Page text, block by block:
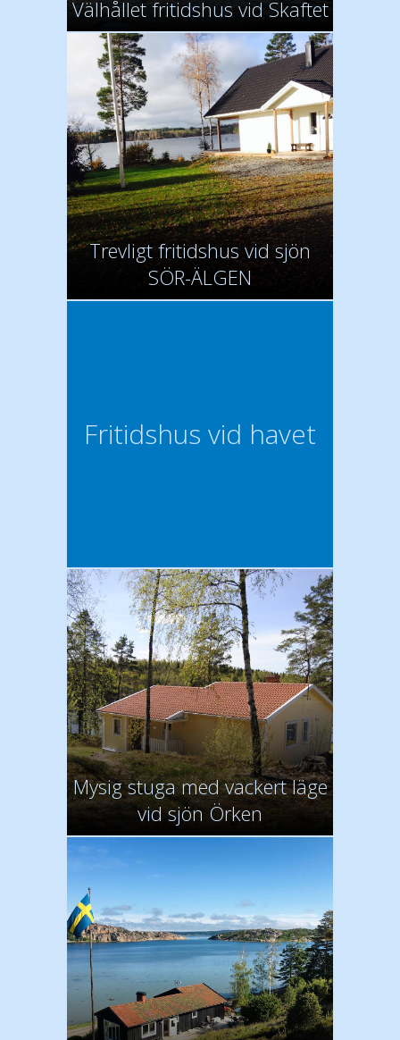
Välhållet fritidshus vid Skaftet
Trevligt fritidshus vid sjön
SÖR-ÄLGEN
Fritidshus vid havet
Mysig stuga med vackert läge
vid sjön Örken